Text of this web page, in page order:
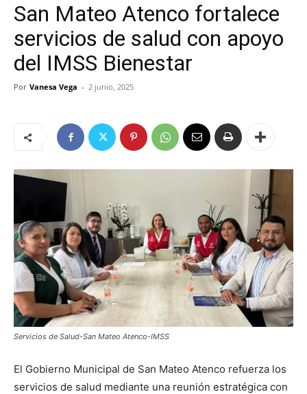
San Mateo Atenco fortalece
servicios de salud con apoyo
del IMSS Bienestar
Por Vanesa Vega - 2 junio, 2025
Servicios de Salud-San Mateo Atenco-IMSS
El Gobierno Municipal de San Mateo Atenco refuerza los
servicios de salud mediante una reunión estratégica con